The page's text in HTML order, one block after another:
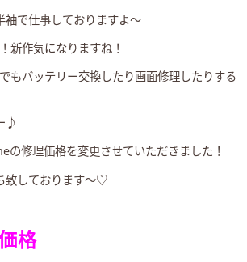
袖で仕事しておりますよ〜
新作気になりますね！
もバッテリー交換したり画面修理したりする
♪
の修理価格を変更させていただきました！
致しております〜♡
格